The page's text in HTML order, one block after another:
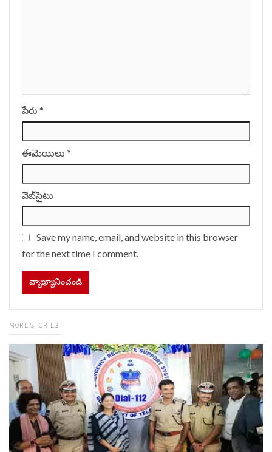
పేరు *
ఈమెయిలు *
వెబ్‌సైటు
Save my name, email, and website in this browser
for the next time I comment.
MORE STORIES